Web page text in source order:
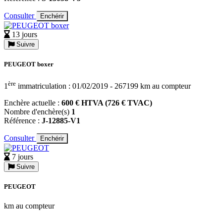
Consulter Enchérir
13 jours
Suivre
PEUGEOT boxer
1 ère immatriculation : 01/02/2019 - 267199 km au compteur
Enchère actuelle : 600 € HTVA (726 € TVAC)
Nombre d'enchère(s) 1
Référence : J-12885-V1
Consulter Enchérir
7 jours
Suivre
PEUGEOT
km au compteur